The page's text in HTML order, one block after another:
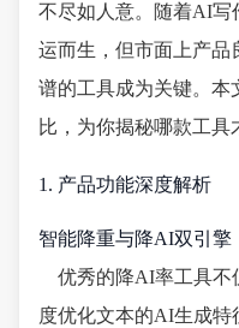
不尽如人意。随着AI写
运而生，但市面上产品
谱的工具成为关键。本
比，为你揭秘哪款工具
1. 产品功能深度解析
智能降重与降AI双引擎
优秀的降AI率工具不
度优化文本的AI生成特